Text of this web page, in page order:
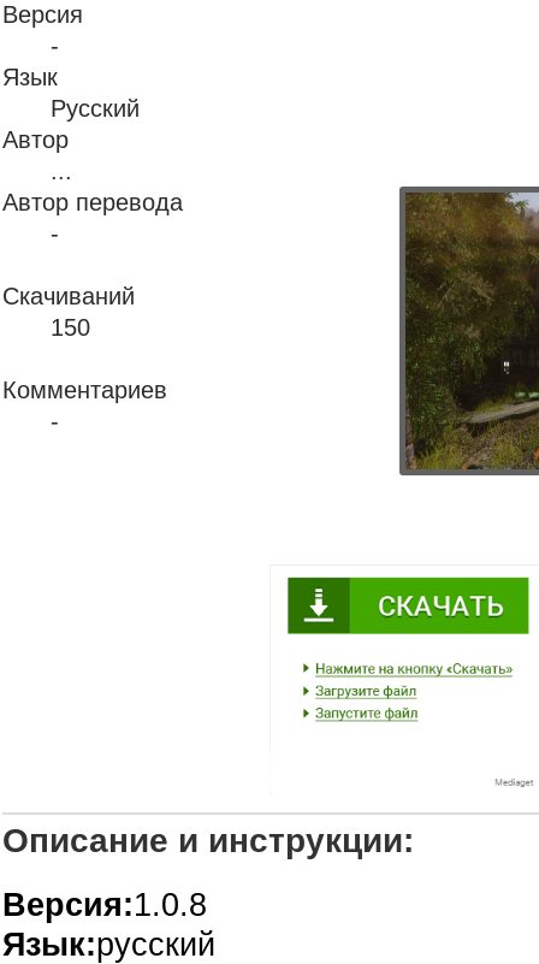
Версия
-
Язык
Русский
Автор
...
Автор перевода
-
Скачиваний
150
Комментариев
-
Описание и инструкции:
Версия:1.0.8
Язык:русский